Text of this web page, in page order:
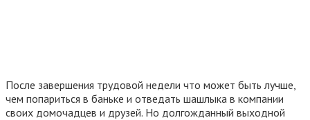
После завершения трудовой недели что может быть лучше,
чем попариться в баньке и отведать шашлыка в компании
своих домочадцев и друзей. Но долгожданный выходной